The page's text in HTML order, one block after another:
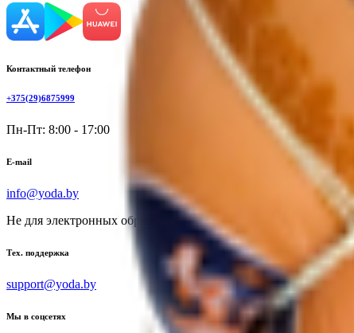
Контактный телефон
+375(29)6875999
Пн-Пт: 8:00 - 17:00
E-mail
info@yoda.by
Не для электронных обращений
Тех. поддержка
support@yoda.by
Мы в соцсетях